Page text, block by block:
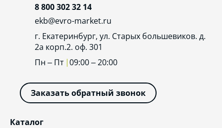
Каталог
8 800 302 32 14
ekb@evro-market.ru
г. Екатеринбург, ул. Старых большевиков. д.
2а корп.2. оф. 301
Пн – Пт 09:00 – 20:00
Заказать обратный звонок